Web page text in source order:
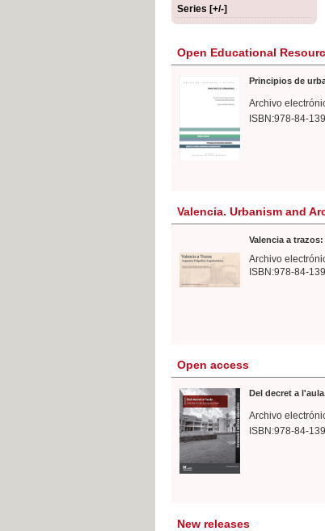
Series [+/-]
Open Educational
Principios de
Archivo
ISBN:978-84-
Valencia. Urbanism and
Valencia a
Archivo
ISBN:978-84-
Open access
Del decret a
Archivo
ISBN:978-84-
New releases